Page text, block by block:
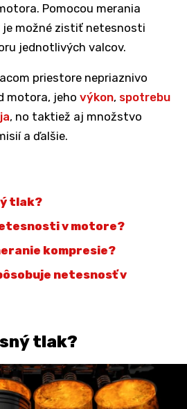
Pomocou merania
je možné zistiť netesnosti
jednotlivých valcov.
priestore nepriaznivo
motora, jeho výkon, spotrebu
, no taktiež aj množstvo
a ďalšie.
tlak?
v motore?
kompresie?
netesnosť v
tlak?